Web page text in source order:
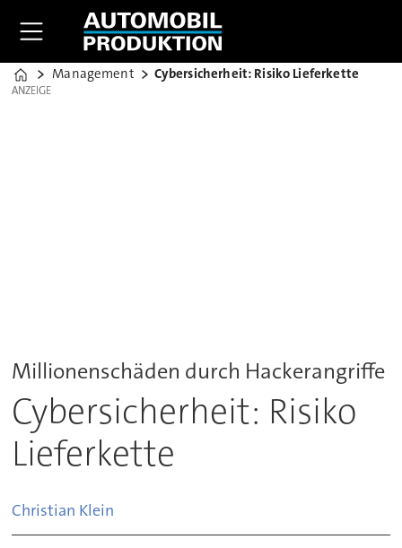
Home
Management Cybersicherheit: Risiko Lieferkette
ANZEIGE
ANZEIGE
Millionenschäden durch Hackerangriffe
Cybersicherheit: Risiko
Lieferkette
Christian Klein